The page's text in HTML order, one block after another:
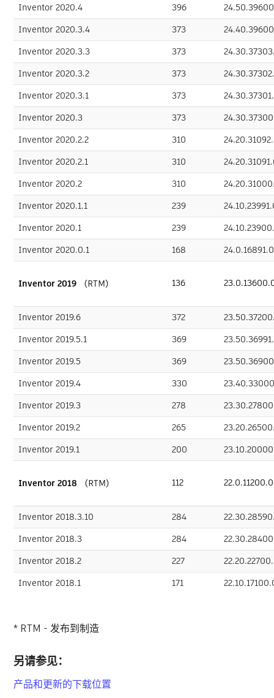
Inventor 2020.4
396
Inventor 2020.3.4
373
Inventor 2020.3.3
373
Inventor 2020.3.2
373
Inventor 2020.3.1
373
Inventor 2020.3
373
Inventor 2020.2.2
310
Inventor 2020.2.1
310
Inventor 2020.2
310
Inventor 2020.1.1
239
Inventor 2020.1
239
Inventor 2020.0.1
168 24.0.16891.0
Inventor 2019 （RTM） 136
Inventor 2019.6 372
Inventor 2019.5.1
369
Inventor 2019.5
369
Inventor 2019.4
330
Inventor 2019.3
278
Inventor 2019.2
265
Inventor 2019.1
200
Inventor 2018 （RTM） 112 22.0.11200.0
Inventor 2018.3.10 284
Inventor 2018.3
284
Inventor 2018.2
227
Inventor 2018.1
171
* RTM - 发布到制造
另请参见：
产品和更新的下载位置